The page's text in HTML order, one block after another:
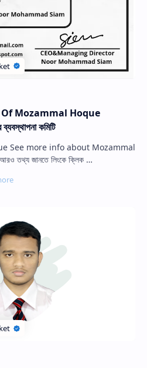
Mozammal Hoque
কমিটি
তথ্য জানতে লিংকে ক্লিক …